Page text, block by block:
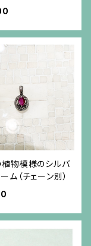
バーブローチ兼
植物模様のシルバ
ム（チェーン別）